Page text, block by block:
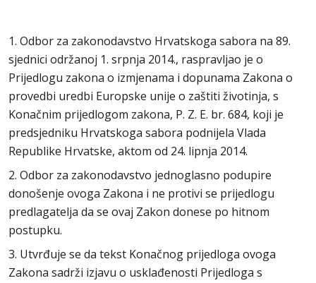
1. Odbor za zakonodavstvo Hrvatskoga sabora na 89.
sjednici održanoj 1. srpnja 2014., raspravljao je o
Prijedlogu zakona o izmjenama i dopunama Zakona o
provedbi uredbi Europske unije o zaštiti životinja, s
Konačnim prijedlogom zakona, P. Z. E. br. 684, koji je
predsjedniku Hrvatskoga sabora podnijela Vlada
Republike Hrvatske, aktom od 24. lipnja 2014.
2. Odbor za zakonodavstvo jednoglasno podupire
donošenje ovoga Zakona i ne protivi se prijedlogu
predlagatelja da se ovaj Zakon donese po hitnom
postupku.
3. Utvrđuje se da tekst Konačnog prijedloga ovoga
Zakona sadrži izjavu o usklađenosti Prijedloga s